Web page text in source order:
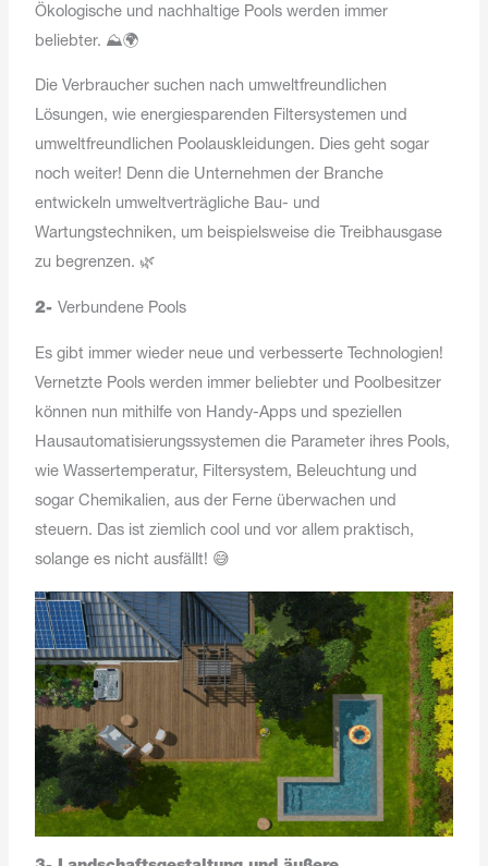
Ökologische und nachhaltige Pools werden immer
beliebter. ⛰️🌍
Die Verbraucher suchen nach umweltfreundlichen
Lösungen, wie energiesparenden Filtersystemen und
umweltfreundlichen Poolauskleidungen. Dies geht sogar
noch weiter! Denn die Unternehmen der Branche
entwickeln umweltverträgliche Bau- und
Wartungstechniken, um beispielsweise die Treibhausgase
zu begrenzen. 🌿
2- Verbundene Pools
Es gibt immer wieder neue und verbesserte Technologien!
Vernetzte Pools werden immer beliebter und Poolbesitzer
können nun mithilfe von Handy-Apps und speziellen
Hausautomatisierungssystemen die Parameter ihres Pools,
wie Wassertemperatur, Filtersystem, Beleuchtung und
sogar Chemikalien, aus der Ferne überwachen und
steuern. Das ist ziemlich cool und vor allem praktisch,
solange es nicht ausfällt! 😅